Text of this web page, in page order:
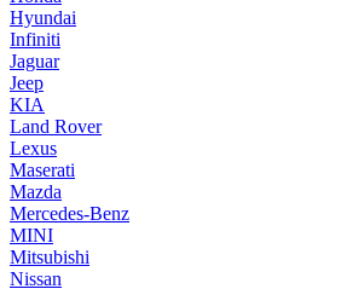
Hyundai
Infiniti
Jaguar
Jeep
KIA
Land Rover
Lexus
Maserati
Mazda
Mercedes-Benz
MINI
Mitsubishi
Nissan